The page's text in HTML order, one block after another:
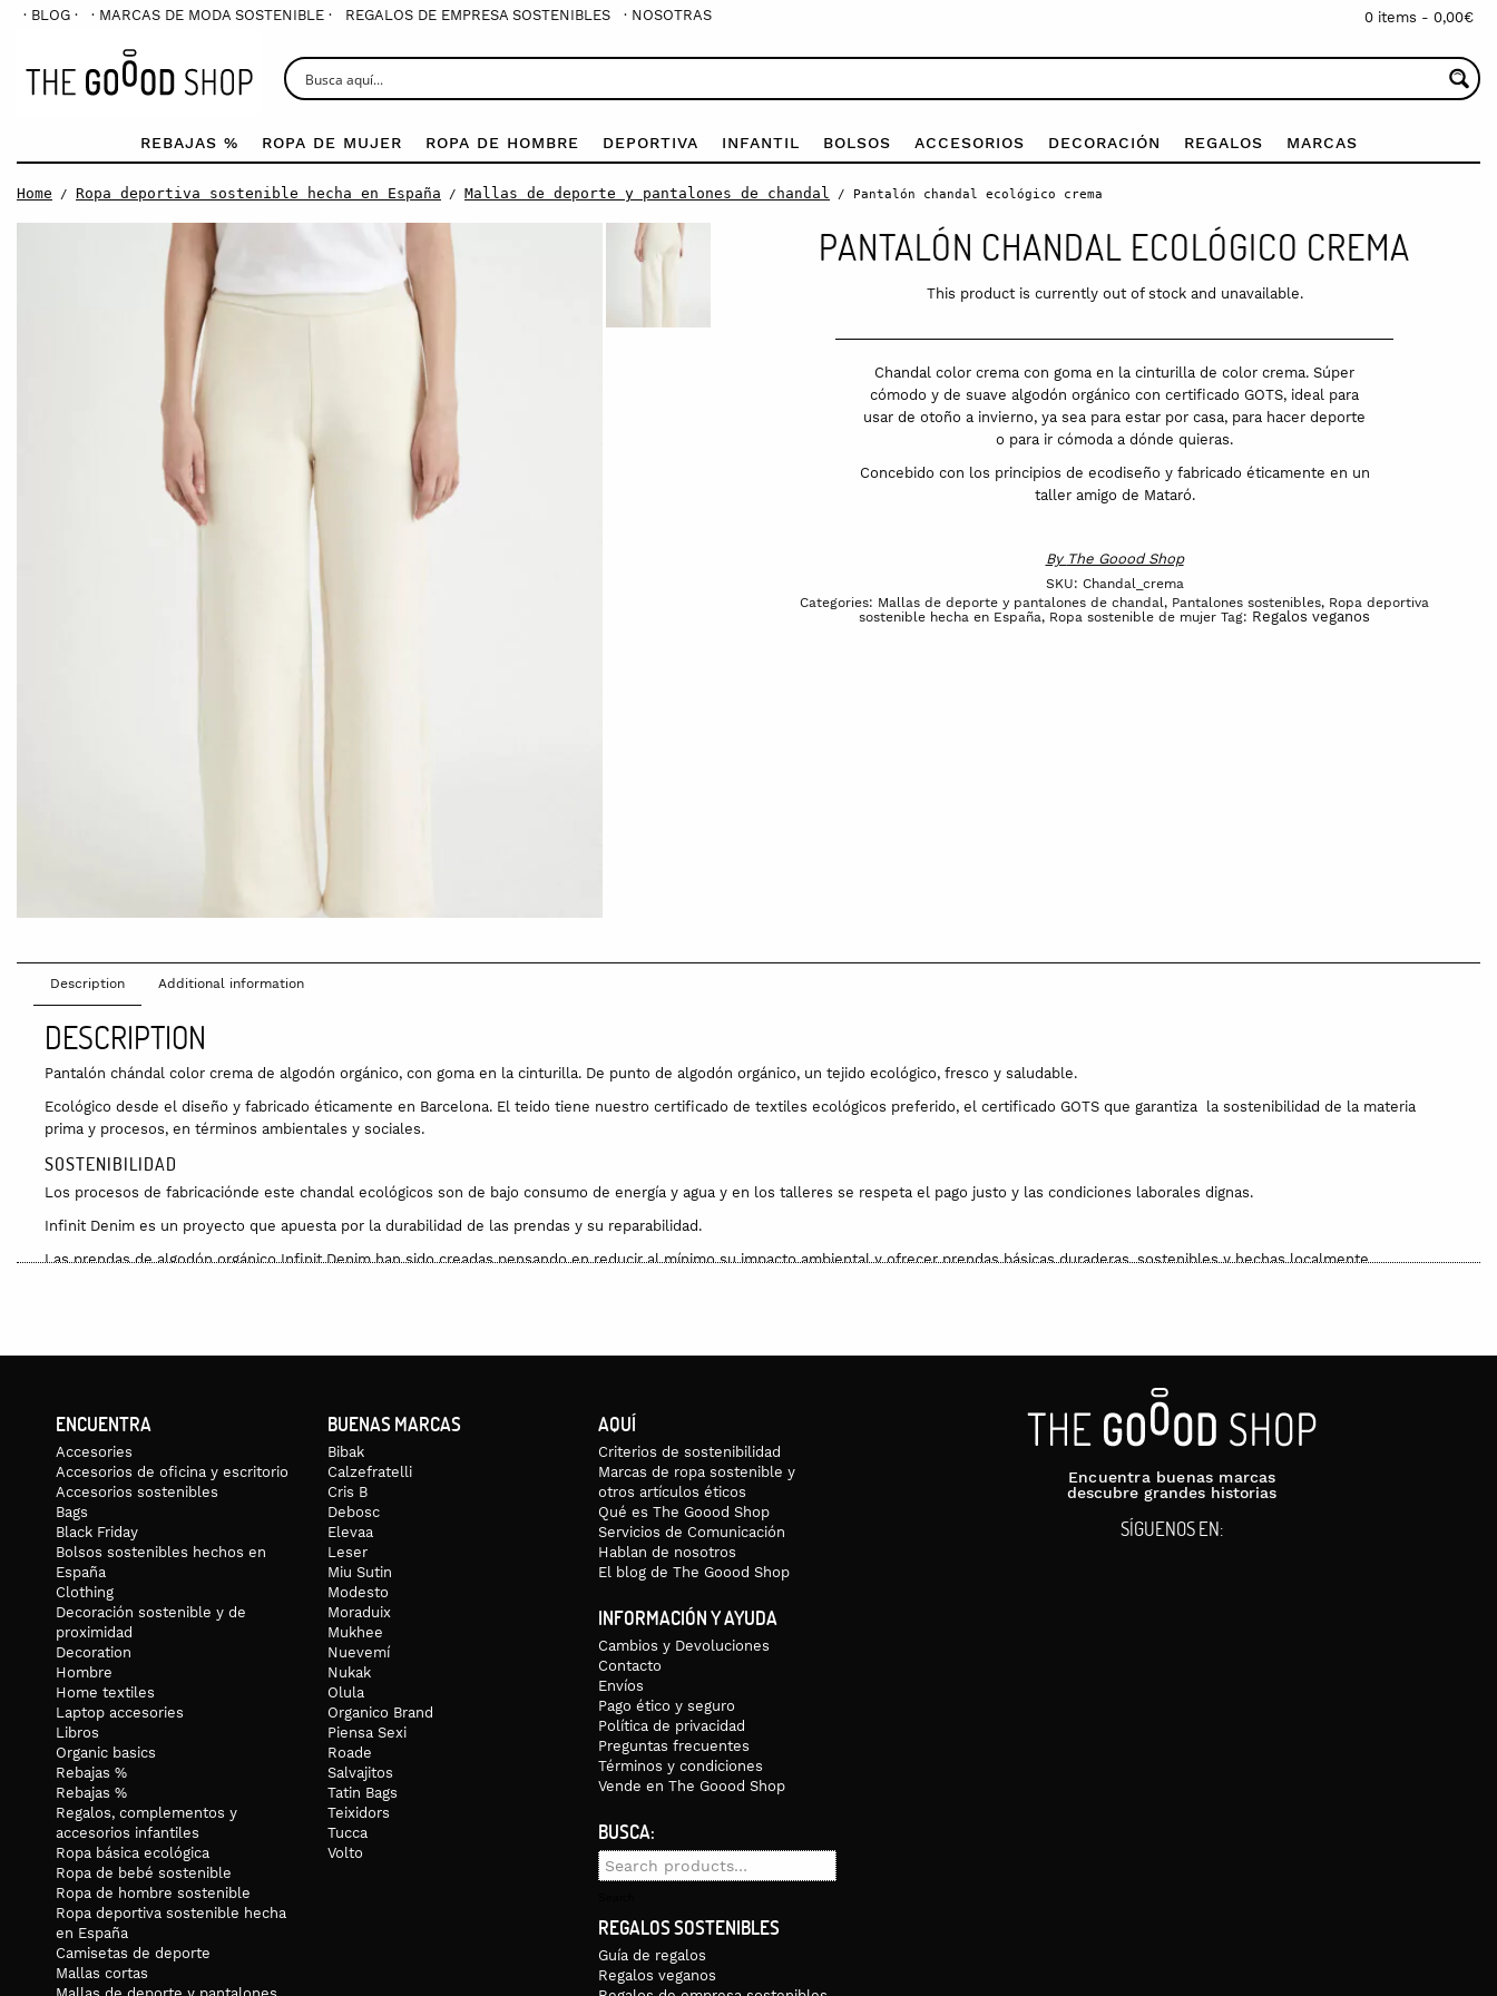
· BLOG · · MARCAS DE MODA SOSTENIBLE · REGALOS DE EMPRESA SOSTENIBLES · NOSOTRAS 0 items - 0,00€
REBAJAS % ROPA DE MUJER ROPA DE HOMBRE DEPORTIVA INFANTIL BOLSOS ACCESORIOS DECORACIÓN REGALOS MARCAS
Home / Ropa deportiva sostenible hecha en España / Mallas de deporte y pantalones de chandal / Pantalón chandal ecológico crema
PANTALÓN CHANDAL ECOLÓGICO CREMA
This product is currently out of stock and unavailable.
Chandal color crema con goma en la cinturilla de color crema. Súper
cómodo y de suave algodón orgánico con certificado GOTS, ideal para
usar de otoño a invierno, ya sea para estar por casa, para hacer deporte
o para ir cómoda a dónde quieras.
Concebido con los principios de ecodiseño y fabricado éticamente en un
taller amigo de Mataró.
By The Goood Shop
SKU: Chandal_crema
Categories: Mallas de deporte y pantalones de chandal , Pantalones sostenibles, Ropa deportiva
sostenible hecha en España, Ropa sostenible de mujer Tag: Regalos veganos
Description Additional information
DESCRIPTION
Pantalón chándal color crema de algodón orgánico, con goma en la cinturilla. De punto de algodón orgánico, un tejido ecológico, fresco y saludable.
Ecológico desde el diseño y fabricado éticamente en Barcelona. El teido tiene nuestro certificado de textiles ecológicos preferido, el certificado GOTS que garantiza la sostenibilidad de la materia
prima y procesos, en términos ambientales y sociales.
SOSTENIBILIDAD
Los procesos de fabricaciónde este chandal ecológicos son de bajo consumo de energía y agua y en los talleres se respeta el pago justo y las condiciones laborales dignas.
Infinit Denim es un proyecto que apuesta por la durabilidad de las prendas y su reparabilidad.
Las prendas de algodón orgánico Infinit Denim han sido creadas pensando en reducir al mínimo su impacto ambiental y ofrecer prendas básicas duraderas, sostenibles y hechas localmente.
El tintado está bajo el reglamento REACH; se trata de un proceso sostenible y ecofriendly, con bajo consumo de energía y agua y control del impacto en salud y ecosistemas.
Toda la confección se realiza a menos de 30 kilómetros de Barcelona, en talleres con condiciones laborales dignas y salarios acordes con los convenios laborales del sector.
Cuando la prenda llegue al fin de su ciclo de vida contigo, regálala a alguien que la siga usando o devuélvela y entrará en un proceso posterior de reciclaje textil.
MATERIA PRIMA DEL CHANDAL ECOLÓGICO CREMA
100% algodón ecológico con certificado GOTS. Tintura con proceso sostenible y ecofriendly por su bajo consumo de energía y agua.
GUÍA DE TALLAS
Busto Cadera
S
64.2-69.2
M
74.2-79.2
XL
109
CUIDADOS
Este pantalón chandal se puede lavar a máquina. Te recomendamos que lo hagas siempre a máximo 30 grados y que evites la secadora y la lejía.
ENCUENTRA
Accesories
Accesorios de oficina y escritorio
Accesorios sostenibles
Bags
Black Friday
Bolsos sostenibles hechos en
España
Clothing
Decoración sostenible y de
proximidad
Decoration
Hombre
Home textiles
Laptop accesories
Libros
Organic basics
Rebajas %
Rebajas %
Regalos, complementos y
accesorios infantiles
Ropa básica ecológica
Ropa de bebé sostenible
Ropa de hombre sostenible
Ropa deportiva sostenible hecha
en España
Camisetas de deporte
Mallas cortas
BUENAS MARCAS
Bibak
Calzefratelli
Cris B
Debosc
Elevaa
Leser
Miu Sutin
Modesto
Moraduix
Mukhee
Nuevemí
Nukak
Olula
Organico Brand
Piensa Sexi
Roade
Salvajitos
Tatin Bags
Teixidors
Tucca
Volto
AQUÍ
Criterios de sostenibilidad
Marcas de ropa sostenible y
otros artículos éticos
Qué es The Goood Shop
Servicios de Comunicación
Hablan de nosotros
El blog de The Goood Shop
INFORMACIÓN Y AYUDA
Cambios y Devoluciones
Contacto
Envíos
Pago ético y seguro
Política de privacidad
Preguntas frecuentes
Términos y condiciones
Vende en The Goood Shop
BUSCA:
Search
REGALOS SOSTENIBLES
Guía de regalos
Regalos veganos
Encuentra buenas marcas
descubre grandes historias
SÍGUENOS EN: